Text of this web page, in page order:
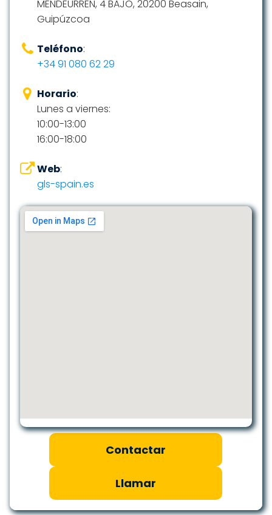
MENDEURREN, 4 BAJO, 20200 Beasain,
Guipúzcoa
Teléfono:
+34 91 080 62 29
Horario:
Lunes a viernes:
10:00-13:00
16:00-18:00
Web:
gls-spain.es
Contactar
Llamar